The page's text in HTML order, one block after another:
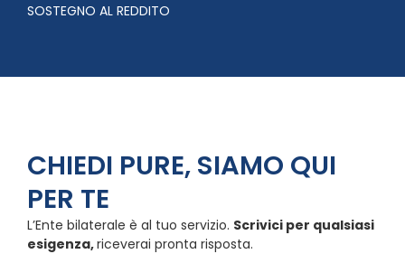
SOSTEGNO AL REDDITO
CHIEDI PURE, SIAMO QUI
PER TE
L’Ente bilaterale è al tuo servizio. Scrivici per qualsiasi
esigenza,riceverai pronta risposta.